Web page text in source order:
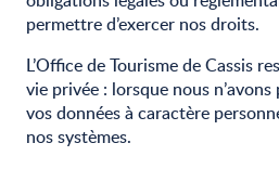
permettre d’exercer nos droits.
L’Office de Tourisme de Cassis
vie privée : lorsque nous
vos données à caractère
nos systèmes.